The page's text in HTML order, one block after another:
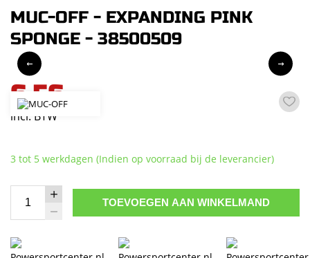
MUC-OFF - EXPANDING PINK
SPONGE - 38500509
6,56
incl. BTW
3 tot 5 werkdagen (Indien op voorraad bij de leverancier)
TOEVOEGEN AAN WINKELMAND